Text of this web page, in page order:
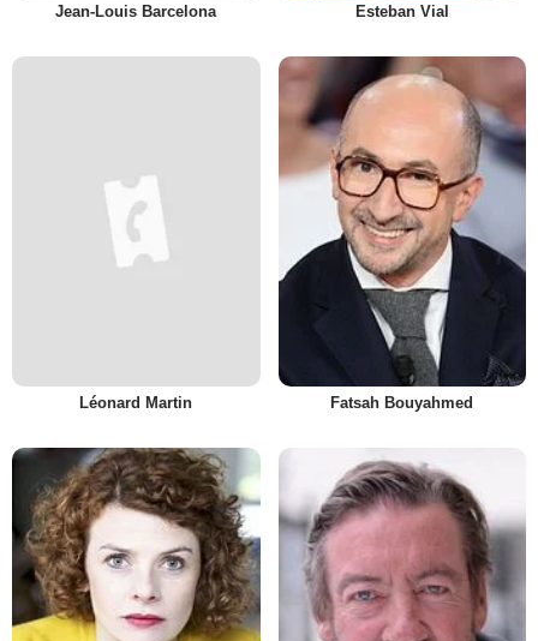
Jean-Louis Barcelona Esteban Vial
Léonard Martin Fatsah Bouyahmed